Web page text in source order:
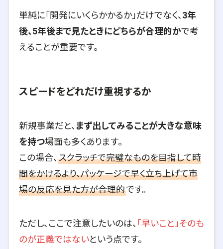
単純に「開発にいくらかかるか」だけでなく、3年
後、5年後まで見たときにどちらが合理的かで考
えることが重要です。
スピードをどれだけ重視するか
新規事業だと、 まず出してみることが大きな意味
を持つ場面も多くあります。
この場合、 スクラッチで完璧なものを目指して時
間をかけるより、パッケージで早く立ち上げて市
場の反応を見た方が合理的です。
ただし、ここで注意したいのは、 「早いこと」そのも
のが正義ではないという点です。